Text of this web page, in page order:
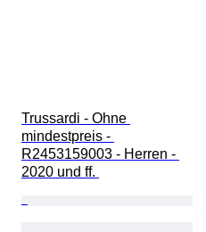
Trussardi - Ohne
mindestpreis -
R2453159003 - Herren -
2020 und ff.